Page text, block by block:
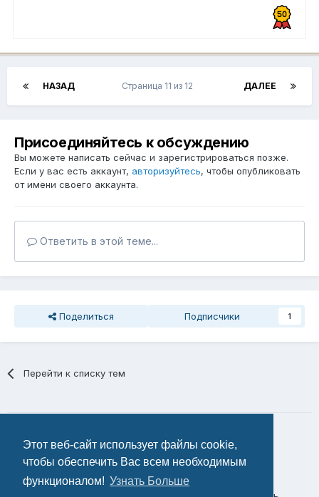
Этот веб-сайт использует файлы cookie,
чтобы обеспечить Вас всем необходимым
функционалом! Узнать Больше
НАЗАД ДАЛЕЕ
Страница 11 из 12
Присоединяйтесь к обсуждению
Вы можете написать сейчас и зарегистрироваться позже.
Если у вас есть аккаунт, авторизуйтесь, чтобы опубликовать
от имени своего аккаунта.
Ответить в этой теме...
Поделиться Подписчики 1
Перейти к списку тем